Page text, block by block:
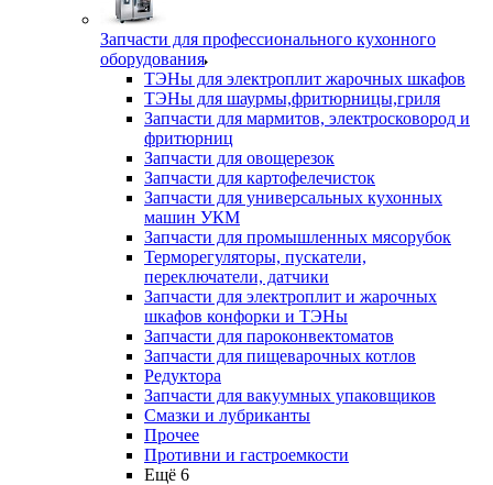
Запчасти для профессионального кухонного
оборудования
ТЭНы для электроплит жарочных шкафов
ТЭНы для шаурмы,фритюрницы,гриля
Запчасти для мармитов, электросковород и
фритюрниц
Запчасти для овощерезок
Запчасти для картофелечисток
Запчасти для универсальных кухонных
машин УКМ
Запчасти для промышленных мясорубок
Терморегуляторы, пускатели,
переключатели, датчики
Запчасти для электроплит и жарочных
шкафов конфорки и ТЭНы
Запчасти для пароконвектоматов
Запчасти для пищеварочных котлов
Редуктора
Запчасти для вакуумных упаковщиков
Смазки и лубриканты
Прочее
Противни и гастроемкости
Ещё 6